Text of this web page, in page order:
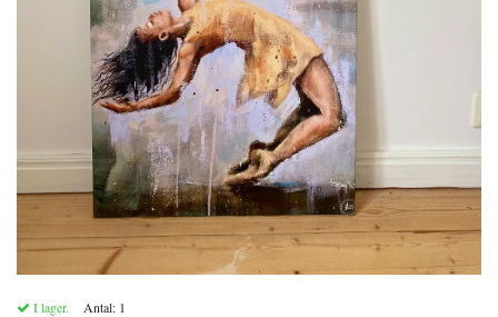
I lager. Antal: 1